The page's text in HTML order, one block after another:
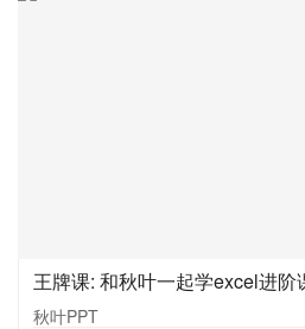
王牌课: 和秋叶一起学excel进
秋叶PPT